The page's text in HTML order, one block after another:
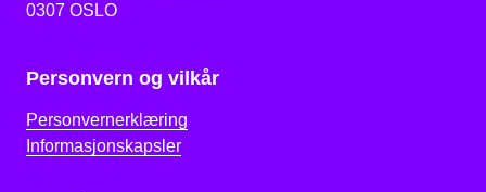
0307 OSLO
Personvern og vilkår
Personvernerklæring
Informasjonskapsler